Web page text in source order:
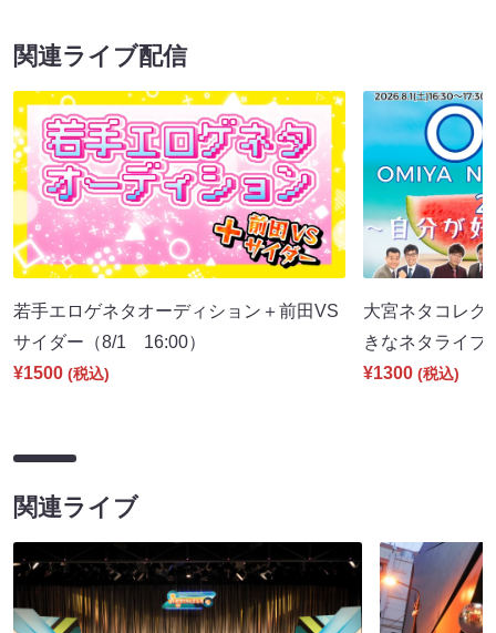
関連ライブ配信
若手エロゲネタオーディション＋前田VS
サイダー（8/1 16:00）
¥1500 (税込)
大宮ネタコレク
きなネタライ
¥1300 (税込)
関連ライブ